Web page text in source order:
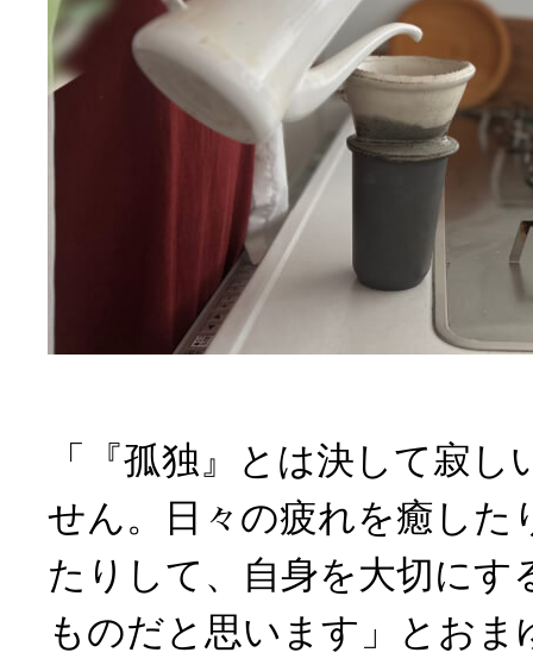
「『孤独』とは決して寂
せん。日々の疲れを癒した
たりして、自身を大切にす
ものだと思います」とお